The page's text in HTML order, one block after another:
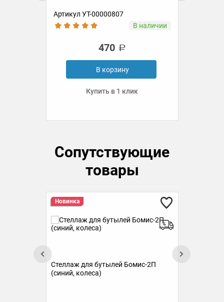
Артикул УТ-00000807
В наличии
470
В корзину
Купить в 1 клик
Сопутствующие
товары
Новинка
Стеллаж для бутылей Бомис-2П
(синий, колеса)